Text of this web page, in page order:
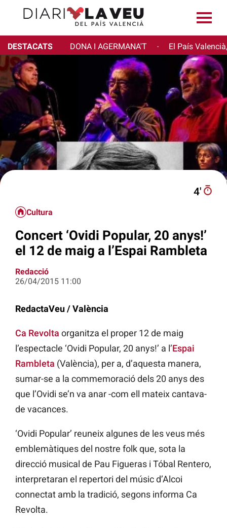
DESTACATS DONA I AGERMANA'T · El País
4′
Cultura
Concert ‘Ovidi Popular, 20 anys!’
el 12 de maig a l’Espai Rambleta
Redacció
26/04/2015 11:00
RedactaVeu / València
Ca Revolta organitza el proper 12 de maig
l’espectacle ‘Ovidi Popular, 20 anys!’ a l’Espai
Rambleta (València), per a, d’aquesta manera,
sumar-se a la commemoració dels 20 anys des
que l’Ovidi se’n va anar -com ell mateix cantava-
de vacances.
‘Ovidi Popular’ reuneix algunes de les veus més
emblemàtiques del nostre folk que, sota la
direcció musical de Pau Figueras i Tóbal Rentero,
interpretaran el repertori del músic d’Alcoi
connectat amb la tradició, segons informa Ca
Revolta.